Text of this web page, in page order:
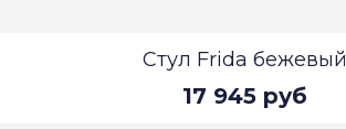
Стул Frida бежевый
17 945 руб